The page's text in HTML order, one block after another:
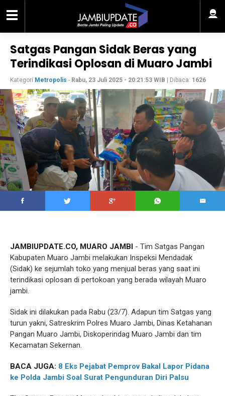
Satgas Pangan Sidak Beras yang
Terindikasi Oplosan di Muaro Jambi
Kategori Metropolis - Rabu, 23 Juli 2025 - 20:21:53 WIB | Dibaca: 1626
JAMBIUPDATE.CO, MUARO JAMBI - Tim Satgas Pangan
Kabupaten Muaro Jambi melakukan Inspeksi Mendadak
(Sidak) ke sejumlah toko yang menjual beras yang saat ini
terindikasi oplosan di pertokoan yang berada wilayah Muaro
jambi.
Sidak ini dilakukan pada Rabu (23/7). Adapun tim Satgas yang
turun yakni, Satreskrim Polres Muaro Jambi, Dinas Ketahanan
Pangan Muaro Jambi, Diskoperindag Muaro Jambi dan tim
Kecamatan Sekernan.
BACA JUGA: 8 Eks Pejabat Pemprov Bakal Lapor Pidana
ke Polda Jambi Soal Surat Pengunduran Diri Palsu